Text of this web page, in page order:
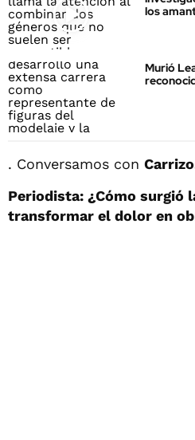
los
Murió
. Conversamos con
Periodista: ¿Cómo surgió
transformar el dolor en